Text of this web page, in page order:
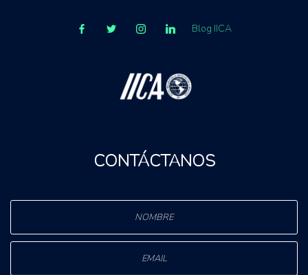
Blog IICA
CONTÁCTANOS